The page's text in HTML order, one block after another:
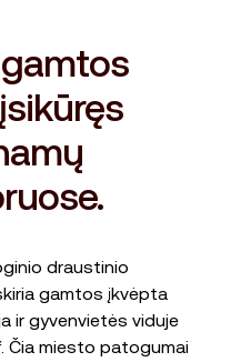
draustinio
gamtos įkvėpta
ir gyvenvietės viduje
Čia miesto patogumai